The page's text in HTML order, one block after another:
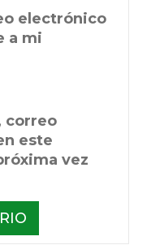
electrónico
a mi
correo
este
vez